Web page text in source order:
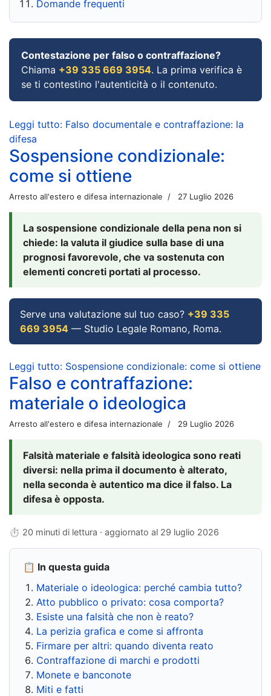
Domande frequenti
Contestazione per falso o contraffazione?
Chiama +39 335 669 3954. La prima verifica è
se ti contestino l'autenticità o il contenuto.
Leggi tutto: Falso documentale e contraffazione: la
difesa
Sospensione condizionale:
come si ottiene
Arresto all'estero e difesa internazionale 27 Luglio 2026
La sospensione condizionale della pena non si
chiede: la valuta il giudice sulla base di una
prognosi favorevole, che va sostenuta con
elementi concreti portati al processo.
Serve una valutazione sul tuo caso? +39 335
669 3954 — Studio Legale Romano, Roma.
Leggi tutto: Sospensione condizionale: come si ottiene
Falso e contraffazione:
materiale o ideologica
Arresto all'estero e difesa internazionale 29 Luglio 2026
Falsità materiale e falsità ideologica sono reati
diversi: nella prima il documento è alterato,
nella seconda è autentico ma dice il falso. La
difesa è opposta.
⏱ 20 minuti di lettura · aggiornato al 29 luglio 2026
📋 In questa guida
Materiale o ideologica: perché cambia tutto?
Atto pubblico o privato: cosa comporta?
Esiste una falsità che non è reato?
La perizia grafica e come si affronta
Firmare per altri: quando diventa reato
Contraffazione di marchi e prodotti
Monete e banconote
Miti e fatti